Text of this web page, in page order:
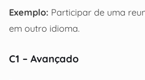
Exemplo: Participar de uma
em outro idioma.
C1 – Avançado